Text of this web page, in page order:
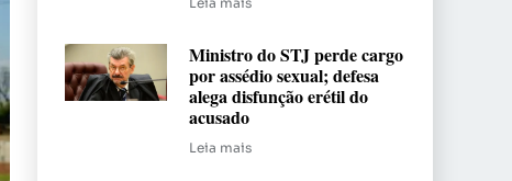
Ministro do STJ perde cargo
por assédio sexual; defesa
alega disfunção erétil do
acusado
Leia mais